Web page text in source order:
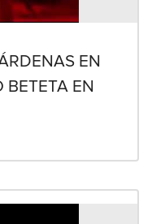
EN
BETETA EN